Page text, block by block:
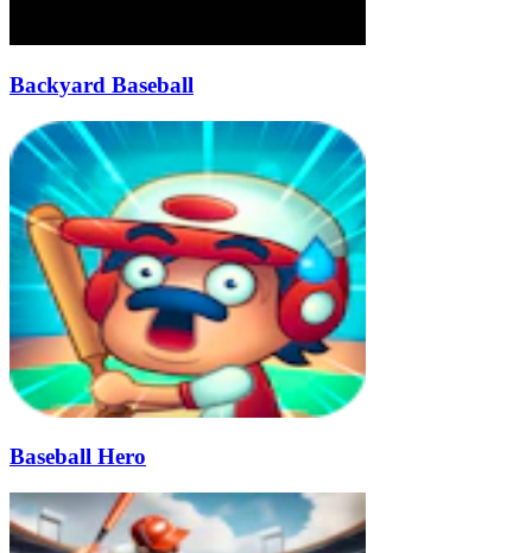
Backyard Baseball
Baseball Hero